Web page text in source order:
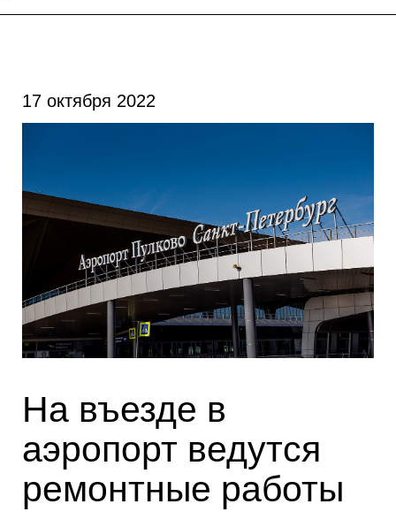
17 октября 2022
На въезде в
аэропорт ведутся
ремонтные работы